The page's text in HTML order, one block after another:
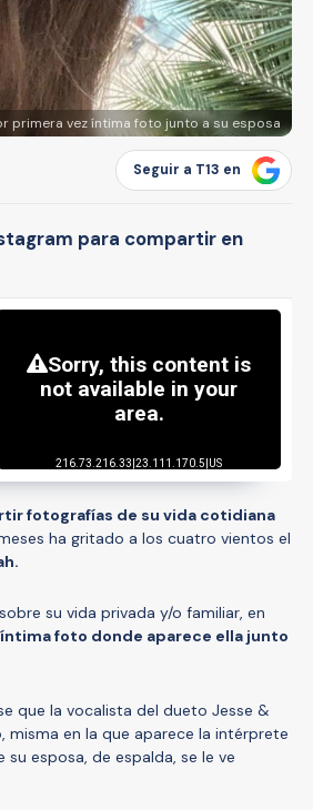
primera vez íntima foto junto a su esposa
Seguir a T13 en
para compartir en
fotografías de su vida cotidiana
ha gritado a los cuatro vientos el
su vida privada y/o familiar, en
íntima foto donde aparece ella junto
que la vocalista del dueto Jesse &
misma en la que aparece la intérprete
esposa, de espalda, se le ve